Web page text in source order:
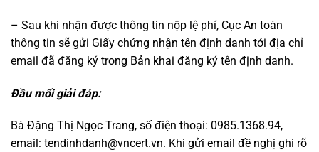
– Sau khi nhận được thông tin nộp lệ phí, Cục An toàn
thông tin sẽ gửi Giấy chứng nhận tên định danh tới địa chỉ
email đã đăng ký trong Bản khai đăng ký tên định danh.
Đầu mối giải đáp:
Bà Đặng Thị Ngọc Trang, số điện thoại: 0985.1368.94,
email: tendinhdanh@vncert.vn. Khi gửi email đề nghị ghi rõ